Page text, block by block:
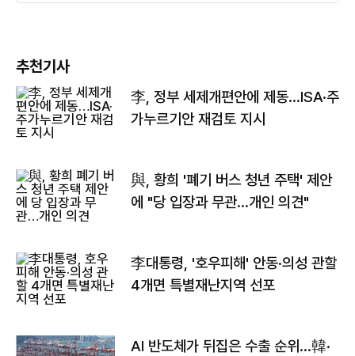
추천기사
李, 정부 세제개편안에 제동…ISA·주
가누르기안 재검토 지시
與, 황희 '폐기 버스 청년 주택' 제안
에 "당 입장과 무관…개인 의견"
李대통령, '호우피해' 안동·의성 관할
4개면 특별재난지역 선포
AI 반도체가 뒤집은 수출 순위…韓·